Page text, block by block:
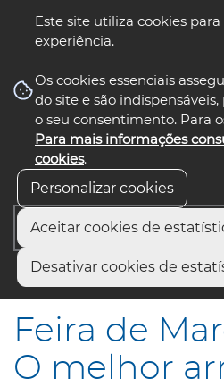
Este site utiliza cookies
experiência.
Os cookies essenciais
do site e são
o seu consentimento. Para
Para mais informações
cookies.
Personalizar cookies
Aceitar cookies de
Desativar cookies de
nos
Início
Feira de Março 2026 | O melhor
Feira de
O melhor